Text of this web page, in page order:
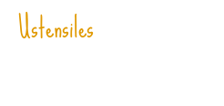
Ustensiles